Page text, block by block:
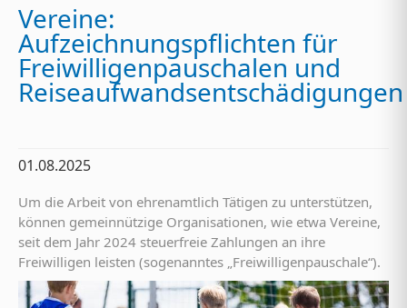
Vereine:
Aufzeichnungspflichten für
Freiwilligenpauschalen und
Reiseaufwandsentschädigungen
01.08.2025
Um die Arbeit von ehrenamtlich Tätigen zu unterstützen,
können gemeinnützige Organisationen, wie etwa Vereine,
seit dem Jahr 2024 steuerfreie Zahlungen an ihre
Freiwilligen leisten (sogenanntes „Freiwilligenpauschale“).